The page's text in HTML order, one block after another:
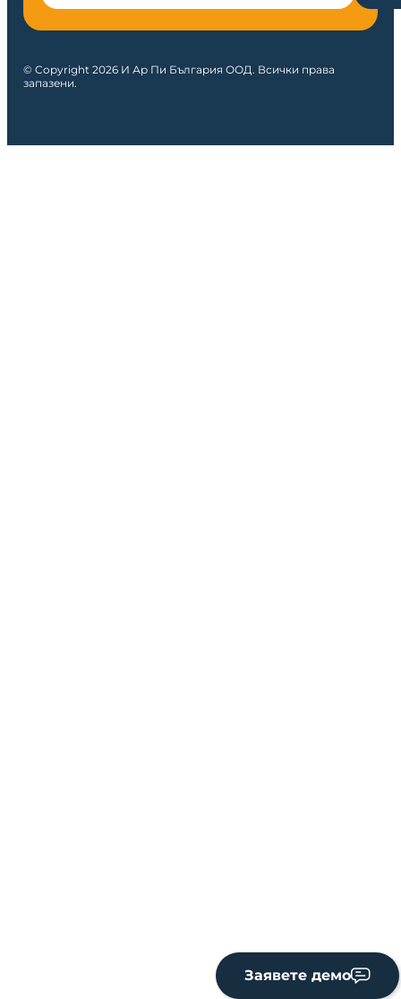
© Copyright 2026 И Ар Пи България ООД. Всички права
запазени.
Заявете демо